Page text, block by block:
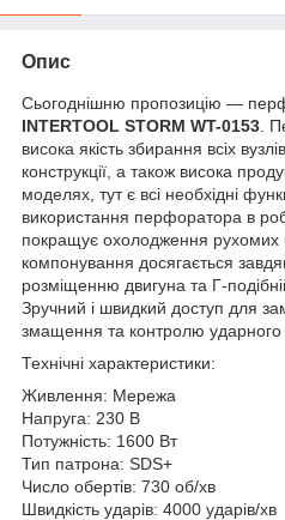
Опис
Сьогоднішню пропозицію —
INTERTOOL STORM WT-0153 .
висока якість збирання всіх
конструкції, а також висока
моделях, тут є всі необхідні
використання перфоратора в
покращує охолодження рухомих
компонування досягається
розміщенню двигуна та Г-
Зручний і швидкий доступ для
змащення та контролю ударного
Технічні характеристики:
Живлення: Мережа
Напруга: 230 В
Потужність: 1600 Вт
Тип патрона: SDS+
Число обертів: 730 об/хв
Швидкість ударів: 4000 ударів/хв